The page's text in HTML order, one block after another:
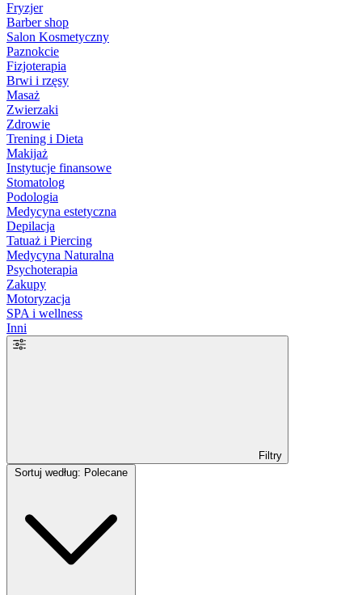
Fryzjer
Barber shop
Salon Kosmetyczny
Paznokcie
Fizjoterapia
Brwi i rzęsy
Masaż
Zwierzaki
Zdrowie
Trening i Dieta
Makijaż
Instytucje finansowe
Stomatolog
Podologia
Medycyna estetyczna
Depilacja
Tatuaż i Piercing
Medycyna Naturalna
Psychoterapia
Zakupy
Motoryzacja
SPA i wellness
Inni
Filtry